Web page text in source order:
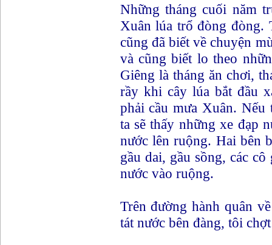
Những tháng cuối năm
Xuân lúa trổ đòng đòng.
cũng đã biết về chuyện
và cũng biết lo theo
Giêng là tháng ăn chơi,
rầy khi cây lúa bắt đầu
phải cầu mưa Xuân.
ta sẽ thấy những xe đạp
nước lên ruộng. Hai bên
gầu dai, gầu sồng, các
nước vào ruộng.
Trên đường hành quân
tát nước bên đàng, tôi